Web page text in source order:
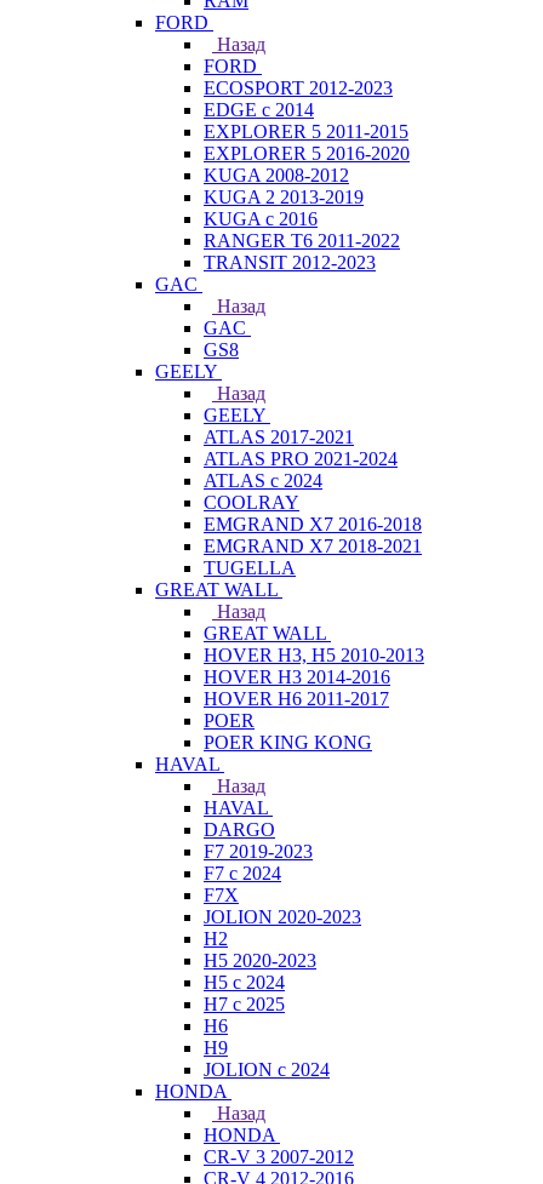
FORD
Назад
FORD
ECOSPORT 2012-2023
EDGE c 2014
EXPLORER 5 2011-2015
EXPLORER 5 2016-2020
KUGA 2008-2012
KUGA 2 2013-2019
KUGA с 2016
RANGER T6 2011-2022
TRANSIT 2012-2023
GAC
Назад
GAC
GS8
GEELY
Назад
GEELY
ATLAS 2017-2021
ATLAS PRO 2021-2024
ATLAS с 2024
COOLRAY
EMGRAND X7 2016-2018
EMGRAND X7 2018-2021
TUGELLA
GREAT WALL
Назад
GREAT WALL
HOVER H3, H5 2010-2013
HOVER H3 2014-2016
HOVER H6 2011-2017
POER
POER KING KONG
HAVAL
Назад
HAVAL
DARGO
F7 2019-2023
F7 с 2024
F7X
JOLION 2020-2023
H2
H5 2020-2023
H5 с 2024
H7 с 2025
H6
H9
JOLION с 2024
HONDA
Назад
HONDA
CR-V 3 2007-2012
CR-V 4 2012-2016